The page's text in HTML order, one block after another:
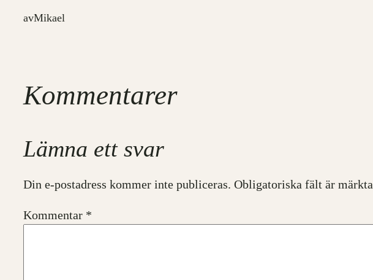
avMikael
Kommentarer
Lämna ett svar
Din e-postadress kommer inte publiceras. Obligatoriska fält är märkta
Kommentar *